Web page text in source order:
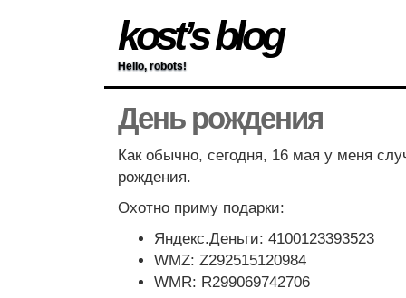
kost’s blog
Hello, robots!
День рождения
Как обычно, сегодня, 16 мая у меня
рождения.
Охотно приму подарки:
Яндекс.Деньги: 4100123393523
WMZ: Z292515120984
WMR: R299069742706